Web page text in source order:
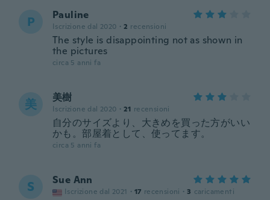
P Pauline
Iscrizione dal 2020 · 2 recensioni
The style is disappointing not as shown in
the pictures
circa 5 anni fa
美 美樹
Iscrizione dal 2020 · 21 recensioni
自分のサイズより、大きめを買った方がいい
かも。部屋着として、使ってます。
circa 5 anni fa
S Sue Ann
Iscrizione dal 2021 · 17 recensioni · 3 caricamenti